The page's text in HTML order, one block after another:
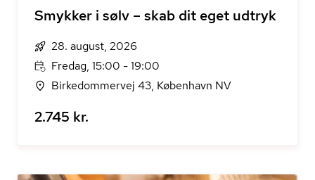
Smykker i sølv – skab dit eget udtryk
28. august, 2026
Fredag, 15:00 - 19:00
Birkedommervej 43, København NV
2.745 kr.